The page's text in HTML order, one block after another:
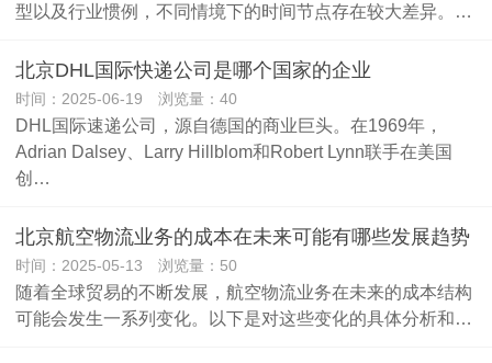
型以及行业惯例，不同情境下的时间节点存在较大差异。…
北京DHL国际快递公司是哪个国家的企业
时间：2025-06-19 浏览量：40
DHL国际速递公司，源自德国的商业巨头。在1969年，
Adrian Dalsey、Larry Hillblom和Robert Lynn联手在美国
创…
北京航空物流业务的成本在未来可能有哪些发展趋势
时间：2025-05-13 浏览量：50
随着全球贸易的不断发展，航空物流业务在未来的成本结构
可能会发生一系列变化。以下是对这些变化的具体分析和…